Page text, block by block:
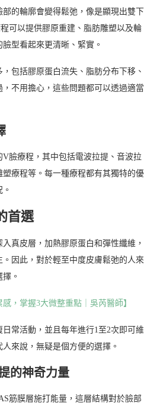
的輪廓會變得鬆弛，像是顯現出雙下
可以提供膠原重建、脂肪雕塑以及輪
型看起來更清晰、緊實。
包括膠原蛋白流失、脂肪分布下移、
不用擔心，這些問題都可以透過適當
臉療程，其中包括電波拉提、音波拉
療程等。每一種療程都有其獨特的優
首選
真皮層，加熱膠原蛋白和彈性纖維，
因此，對於輕至中度皮膚鬆弛的人來
。
，掌握3大微整重點｜吳芮醫師】
常活動，並且每年進行1至2次即可維
來說，無疑是個方便的選擇。
的神奇力量
筋膜層施打能量，這層結構對於臉部